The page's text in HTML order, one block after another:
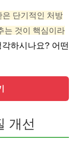
단기적인 처방
는 것이 핵심이라
하시나요? 어떤
개선